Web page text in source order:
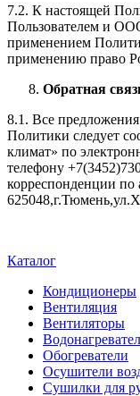
7.2. К настоящей
Пользователем и
применением
применению право
Обратная
8.1. Все
Политики следует
климат» по
телефону
корреспонденции по
Каталог
Кондиционеры
Вентиляция
Вентиляторы
Обогреватели
Осушители
Сушилки для